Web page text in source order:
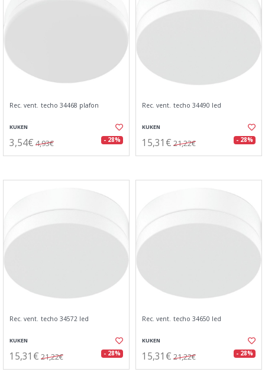
Rec. vent. techo 34468 plafon
KUKEN
3,54€ 4,93€ - 28%
Rec. vent. techo 34490 led
KUKEN
15,31€ 21,22€ - 28%
Rec. vent. techo 34572 led
KUKEN
15,31€ 21,22€ - 28%
Rec. vent. techo 34650 led
KUKEN
15,31€ 21,22€ - 28%